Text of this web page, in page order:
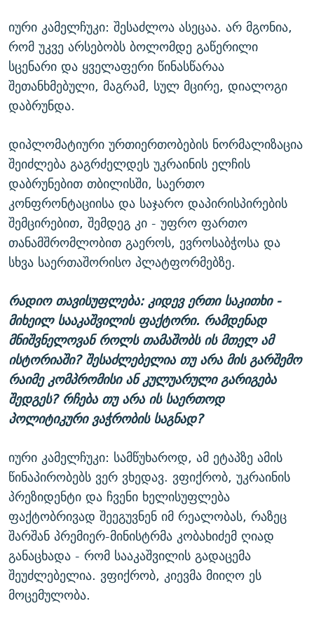
იური კამელჩუკი: შესაძლოა ასეცაა. არ მგონია,
რომ უკვე არსებობს ბოლომდე გაწერილი
სცენარი და ყველაფერი წინასწარაა
შეთანხმებული, მაგრამ, სულ მცირე, დიალოგი
დაბრუნდა.
დიპლომატიური ურთიერთობების ნორმალიზაცია
შეიძლება გაგრძელდეს უკრაინის ელჩის
დაბრუნებით თბილისში, საერთო
კონფრონტაციისა და საჯარო დაპირისპირების
შემცირებით, შემდეგ კი - უფრო ფართო
თანამშრომლობით გაეროს, ევროსაბჭოსა და
სხვა საერთაშორისო პლატფორმებზე.
რადიო თავისუფლება: კიდევ ერთი საკითხი -
მიხეილ სააკაშვილის ფაქტორი. რამდენად
მნიშვნელოვან როლს თამაშობს ის მთელ ამ
ისტორიაში? შესაძლებელია თუ არა მის გარშემო
რაიმე კომპრომისი ან კულუარული გარიგება
შედგეს? რჩება თუ არა ის საერთოდ
პოლიტიკური ვაჭრობის საგნად?
იური კამელჩუკი: სამწუხაროდ, ამ ეტაპზე ამის
წინაპირობებს ვერ ვხედავ. ვფიქრობ, უკრაინის
პრეზიდენტი და ჩვენი ხელისუფლება
ფაქტობრივად შეეგუვნენ იმ რეალობას, რაზეც
შარშან პრემიერ-მინისტრმა კობახიძემ ღიად
განაცხადა - რომ სააკაშვილის გადაცემა
შეუძლებელია. ვფიქრობ, კიევმა მიიღო ეს
მოცემულობა.